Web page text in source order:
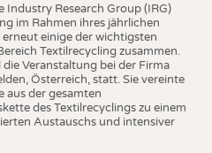
Industry Research Group (IRG)
im Rahmen ihres jährlichen
einige der wichtigsten
Textilrecycling zusammen.
die Veranstaltung bei der Firma
Österreich, statt. Sie vereinte
aus der gesamten
des Textilrecyclings zu einem
Austauschs und intensiver